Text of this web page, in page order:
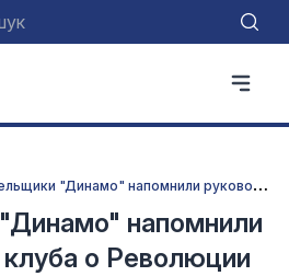
Б
олельщики "Динамо" напомнили руководству клуба о Революции достоинства
напомнили
о Революции